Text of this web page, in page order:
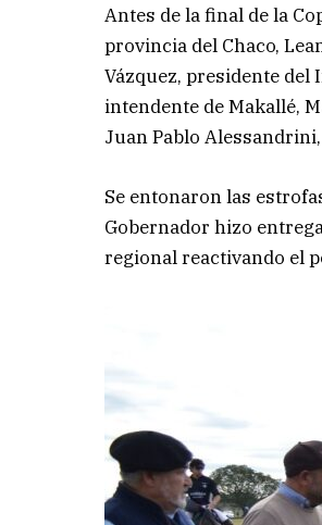
Antes de la final de la
provincia del Chaco,
Vázquez, presidente
intendente de Makallé,
Juan Pablo
Se entonaron las
Gobernador hizo
regional reactivando el